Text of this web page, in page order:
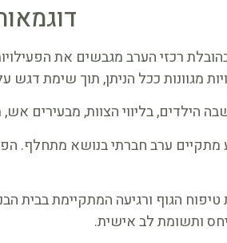
רכזי הערב מגבשים את
מגוונות ככל הניתן, תוך שימת דגש
הילדים, בליווי הצוות, מבעירים
ערב חברתי בנושא מתחלף.
טיפוח הגוף ורגיעה המתקיימת בבית
ותשומת לב אישית.